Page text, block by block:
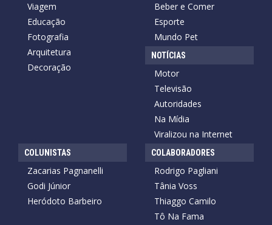
Viagem
Educação
Fotografia
Arquitetura
Decoração
Beber e Comer
Esporte
Mundo Pet
NOTÍCIAS
Motor
Televisão
Autoridades
Na Mídia
Viralizou na Internet
COLUNISTAS
Zacarias Pagnanelli
Godi Júnior
Heródoto Barbeiro
COLABORADORES
Rodrigo Pagliani
Tânia Voss
Thiaggo Camilo
Tô Na Fama